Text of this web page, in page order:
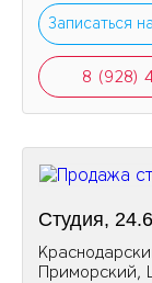
Записаться
8 (928)
Студия,
Приморский,